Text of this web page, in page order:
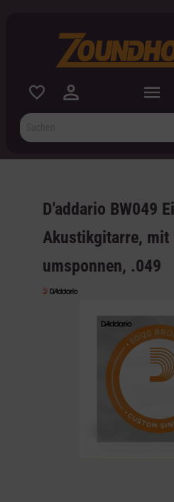
D'addario BW049
Akustikgitarre, mit
umsponnen, .049